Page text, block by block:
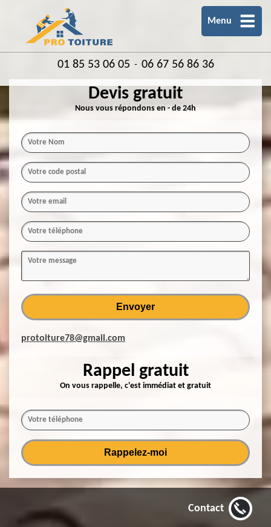
Menu
01 85 53 06 05 - 06 67 56 86 36
Devis gratuit
Nous vous répondons en - de 24h
protoiture78@gmail.com
Rappel gratuit
On vous rappelle, c'est immédiat et gratuit
Contact